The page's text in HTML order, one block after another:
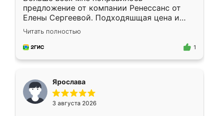
предложение от компании Ренессанс от
Елены Сергеевой. Подходяшщая цена и
короткие сроки изготовления. Приехавший
для замера сотрудник Владислав
предложил по моему эскизу самый
Читать полностью
1
Ярослава
3 августа 2026